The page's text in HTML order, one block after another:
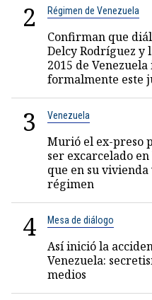
2 Régimen de Venezuela
Confirman que
Delcy Rodríguez y
2015 de
formalmente este
3 Venezuela
Murió el ex-preso
ser excarcelado
que en su
régimen
4 Mesa de diálogo
Así inició la
Venezuela:
medios